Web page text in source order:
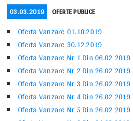
POSTED
ON
03.03.2019 CATEGORIES
OFERTE PUBLICE
Oferta Vanzare 01.10.2019
Oferta Vanzare 30.12.2019
Oferta Vanzare Nr 1 Din 06.02 2019
Oferta Vanzare Nr 2 Din 26.02 2019
Oferta Vanzare Nr 3 Din 26.02 2019
Oferta Vanzare Nr 4 Din 26.02 2019
Oferta Vanzare Nr 5 Din 26.02 2019